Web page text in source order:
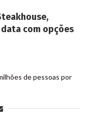
com opções
de pessoas por